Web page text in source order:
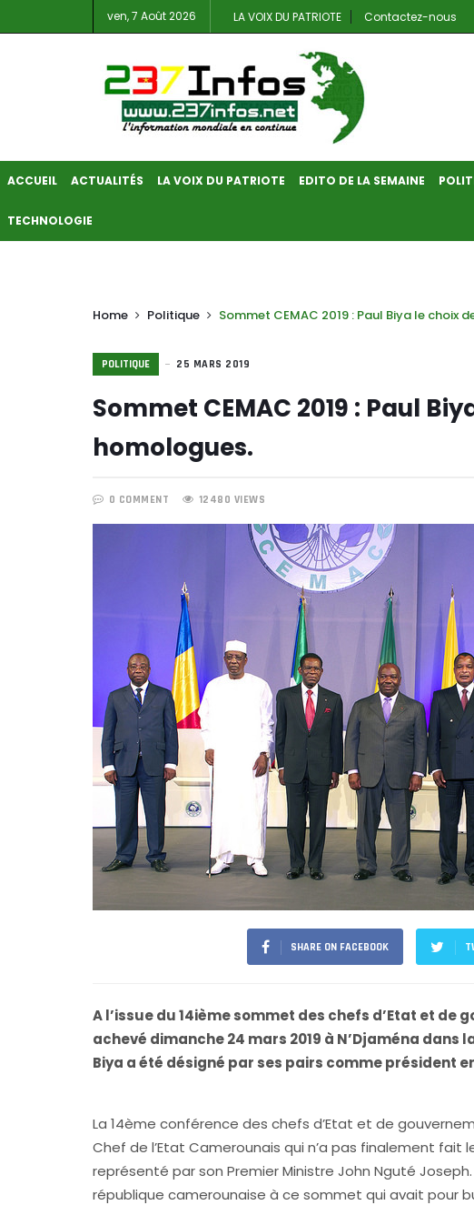
ven, 7 Août 2026 LA VOIX DU PATRIOTE Contactez-nous
ACCUEIL ACTUALITÉS LA VOIX DU PATRIOTE EDITO DE LA SEMAINE
TECHNOLOGIE
Home Politique Sommet CEMAC 2019 : Paul Biya le choix
POLITIQUE 25 MARS 2019
Sommet CEMAC 2019 : Paul
homologues.
0 COMMENT 12480 VIEWS
SHARE ON FACEBOOK
A l’issue du 14ième sommet des chefs d’Etat et de
achevé dimanche 24 mars 2019 à N’Djaména
Biya a été désigné par ses pairs comme président
La 14ème conférence des chefs d’Etat et de
Chef de l’Etat Camerounais qui n’a pas finalement fait
représenté par son Premier Ministre John Nguté
république camerounaise à ce sommet qui avait pour